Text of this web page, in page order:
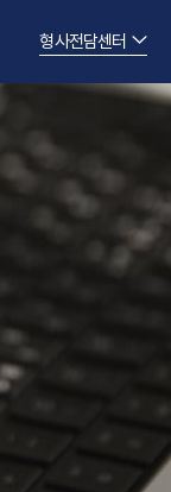
형사전담센터